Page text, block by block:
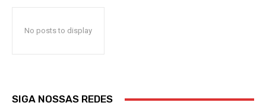
No posts to display
SIGA NOSSAS REDES